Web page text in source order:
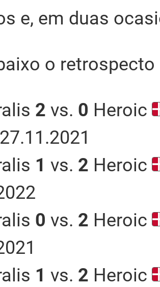
e, em duas
o
2 vs. 0 Heroic
1 vs. 2 Heroic
0 vs. 2 Heroic
1 vs. 2 Heroic